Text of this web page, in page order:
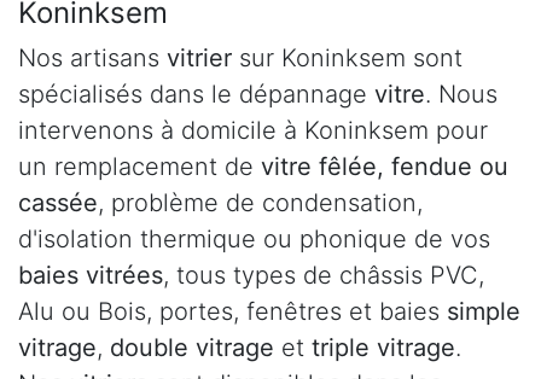
Koninksem
Nos artisans vitrier sur Koninksem sont
spécialisés dans le dépannage vitre. Nous
intervenons à domicile à Koninksem pour
un remplacement de vitre fêlée, fendue ou
cassée, problème de condensation,
d'isolation thermique ou phonique de vos
baies vitrées, tous types de châssis PVC,
Alu ou Bois, portes, fenêtres et baies simple
vitrage, double vitrage et triple vitrage.